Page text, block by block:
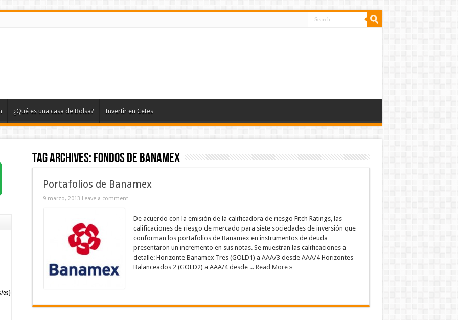
¿Qué es una casa de Bolsa? Invertir en Cetes
Tag Archives:fondos de banamex
Portafolios de Banamex
9 marzo, 2013 Leave a comment
De acuerdo con la emisión de la calificadora de riesgo Fitch Ratings, las
calificaciones de riesgo de mercado para siete sociedades de inversión que
conforman los portafolios de Banamex en instrumentos de deuda
presentaron un incremento en sus notas. Se muestran las calificaciones a
detalle: Horizonte Banamex Tres (GOLD1) a AAA/3 desde AAA/4 Horizontes
Balanceados 2 (GOLD2) a AAA/4 desde ... Read More »